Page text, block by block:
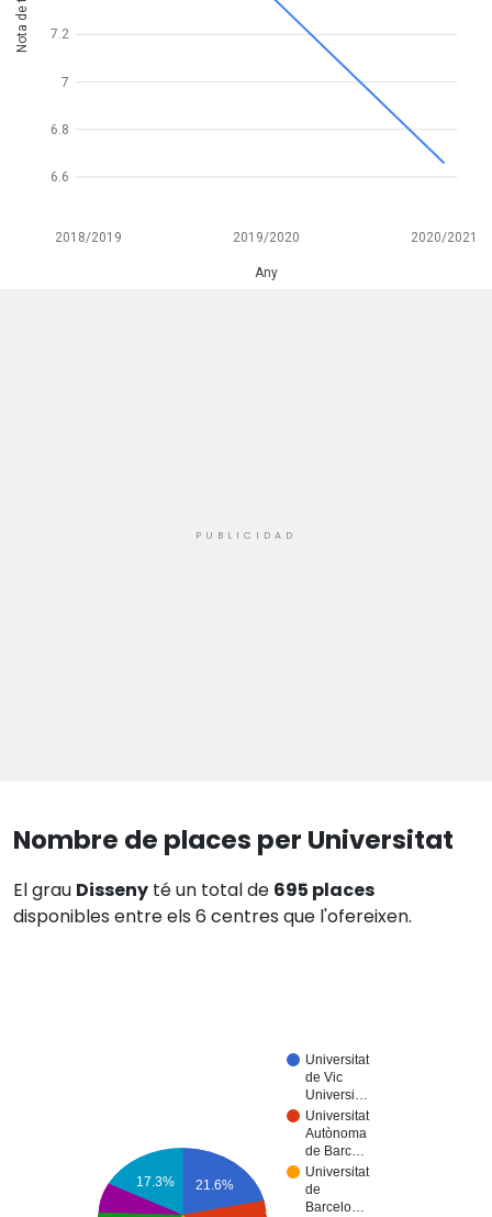
2018/2019 2019/2020 2020/2021
Any
6.6
6.8
7
7.2
Nota de tall
Nombre de places per Universitat
El grau Disseny té un total de 695 places
disponibles entre els 6 centres que l'ofereixen.
Universitat
de Vic
Universi…
Universitat
Autònoma
de Barc…
Universitat
de
Barcelo…
21.6%
17.3%